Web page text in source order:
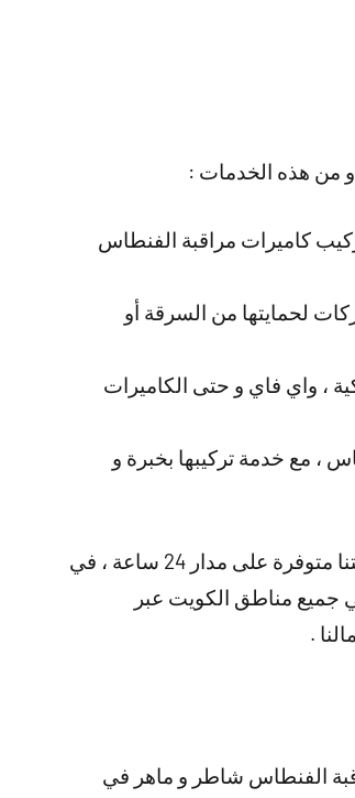
من هذه الخدمات :
كاميرات مراقبة الفنطاس
لحمايتها من السرقة أو
، واي فاي و حتى الكاميرات
، مع خدمة تركيبها بخبرة و
و هناك أيضا خدمات متنوعة مقدمة من فني تركيب كاميرات مراقبة الفنطاس ، خدمتنا متوفرة على مدار 24 ساعة ، في
جميع مناطق الكويت عبر
.
الفنطاس شاطر و ماهر في